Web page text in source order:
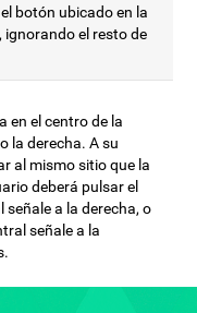
botón ubicado en la
el resto de
en el centro de la
la derecha. A su
al mismo sitio que la
deberá pulsar el
a la derecha, o
señale a la